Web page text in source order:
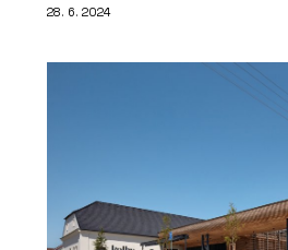
28. 6. 2024